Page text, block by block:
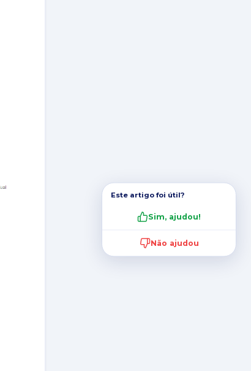
Este artigo foi útil?
Sim, ajudou!
Não ajudou